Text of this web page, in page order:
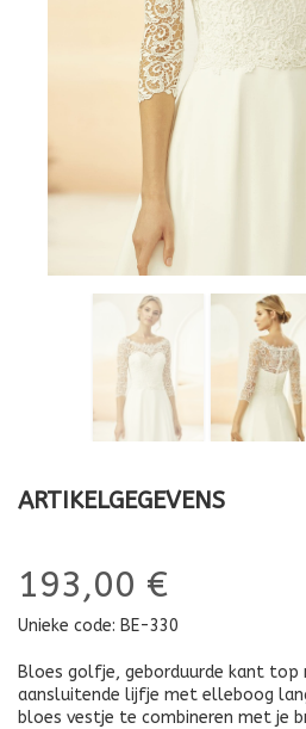
ARTIKELGEGEVENS
193,00 €
Unieke code: BE-330
Bloes golfje, geborduurde kant top
aansluitende lijfje met elleboog
bloes vestje te combineren met je